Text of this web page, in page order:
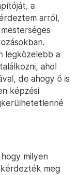
a
arról,
legközelebb a
ahol
de ahogy ő is
képzési
milyen
meg